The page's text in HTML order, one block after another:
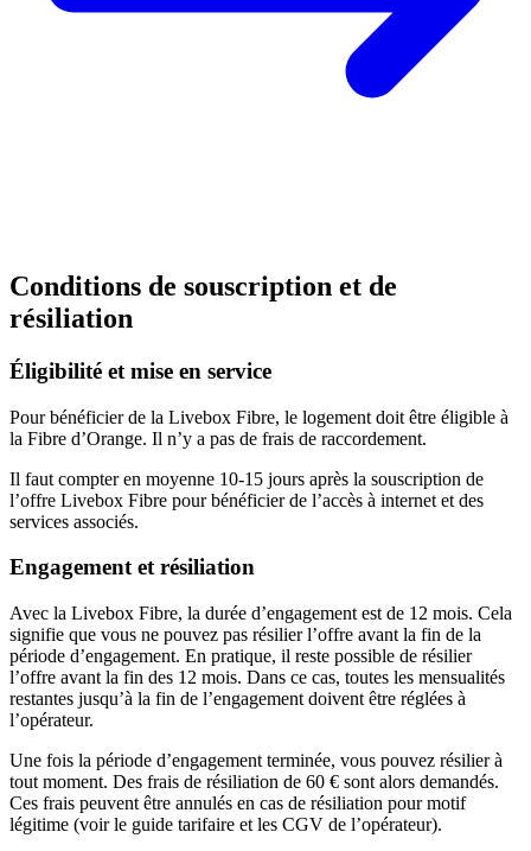
Conditions de souscription et de
résiliation
Éligibilité et mise en service
Pour bénéficier de la Livebox Fibre, le logement doit être éligible à
la Fibre d’Orange. Il n’y a pas de frais de raccordement.
Il faut compter en moyenne 10-15 jours après la souscription de
l’offre Livebox Fibre pour bénéficier de l’accès à internet et des
services associés.
Engagement et résiliation
Avec la Livebox Fibre, la durée d’engagement est de 12 mois. Cela
signifie que vous ne pouvez pas résilier l’offre avant la fin de la
période d’engagement. En pratique, il reste possible de résilier
l’offre avant la fin des 12 mois. Dans ce cas, toutes les mensualités
restantes jusqu’à la fin de l’engagement doivent être réglées à
l’opérateur.
Une fois la période d’engagement terminée, vous pouvez résilier à
tout moment. Des frais de résiliation de 60 € sont alors demandés.
Ces frais peuvent être annulés en cas de résiliation pour motif
légitime (voir le guide tarifaire et les CGV de l’opérateur).